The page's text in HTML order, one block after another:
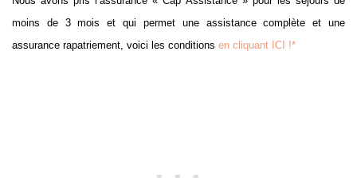
moins de 3 mois et qui permet une assistance complète et une
assurance rapatriement, voici les conditions en cliquant ICI !*